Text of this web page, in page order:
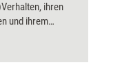
ihren
und ihrem
der Hand, der